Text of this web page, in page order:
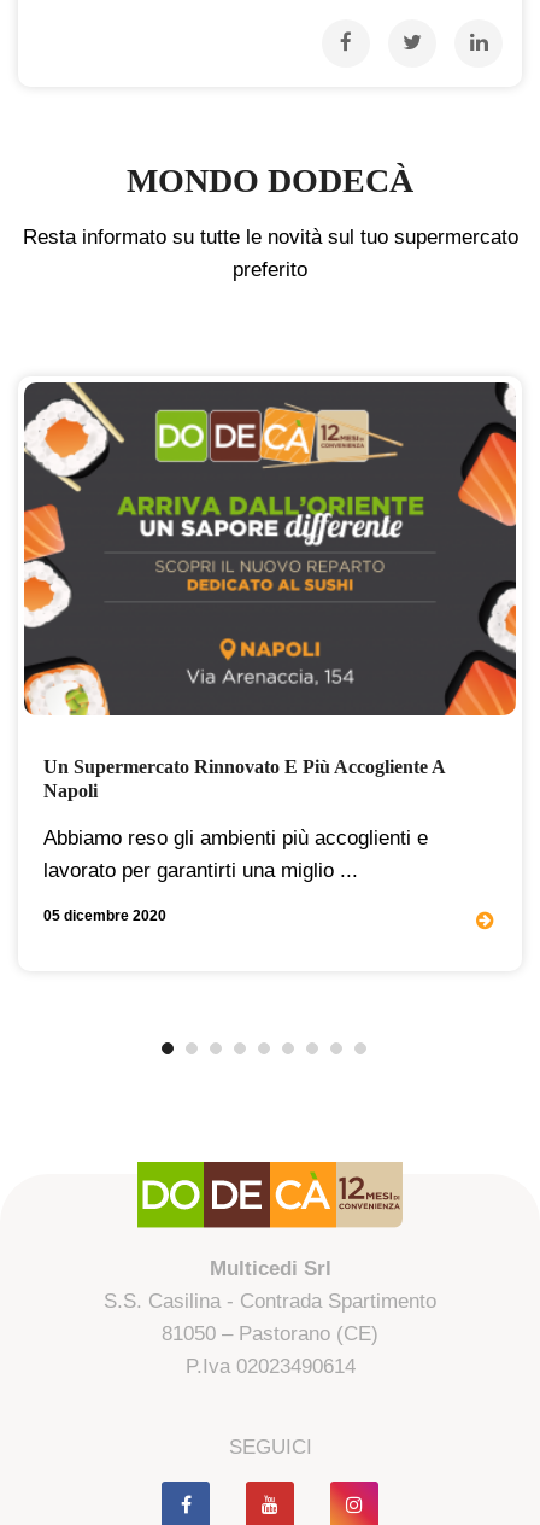
MONDO DODECÀ
Resta informato su tutte le novità sul tuo supermercato
preferito
Un Supermercato Rinnovato E Più Accogliente A
Napoli
Abbiamo reso gli ambienti più accoglienti e
lavorato per garantirti una miglio ...
05 dicembre 2020
Multicedi Srl
S.S. Casilina - Contrada Spartimento
81050 – Pastorano (CE)
P.Iva 02023490614
SEGUICI